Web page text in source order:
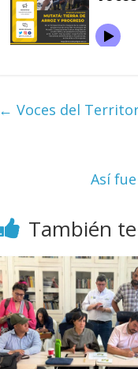
← Voces del
Así
También